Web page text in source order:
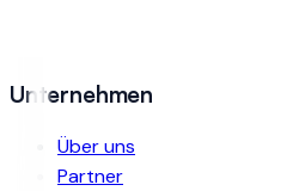
Unternehmen
Über uns
Partner